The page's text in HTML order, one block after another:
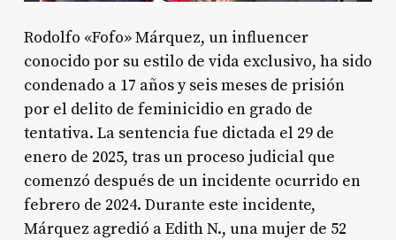
Rodolfo «Fofo» Márquez, un influencer
conocido por su estilo de vida exclusivo, ha sido
condenado a 17 años y seis meses de prisión
por el delito de feminicidio en grado de
tentativa. La sentencia fue dictada el 29 de
enero de 2025, tras un proceso judicial que
comenzó después de un incidente ocurrido en
febrero de 2024. Durante este incidente,
Márquez agredió a Edith N., una mujer de 52